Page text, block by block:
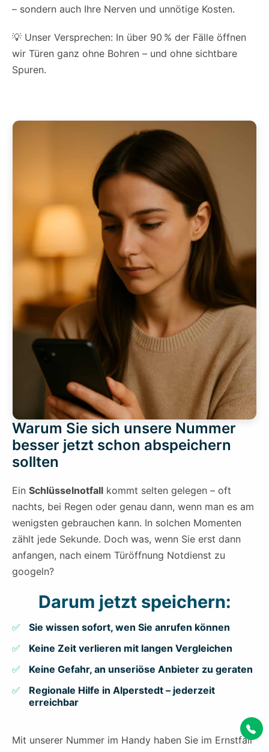
– sondern auch Ihre Nerven und unnötige Kosten.
💡 Unser Versprechen: In über 90 % der Fälle öffnen
wir Türen ganz ohne Bohren – und ohne sichtbare
Spuren.
Warum Sie sich unsere Nummer
besser jetzt schon abspeichern
sollten
Ein Schlüsselnotfall kommt selten gelegen – oft
nachts, bei Regen oder genau dann, wenn man es am
wenigsten gebrauchen kann. In solchen Momenten
zählt jede Sekunde. Doch was, wenn Sie erst dann
anfangen, nach einem Türöffnung Notdienst zu
googeln?
Darum jetzt speichern:
Sie wissen sofort, wen Sie anrufen können
Keine Zeit verlieren mit langen Vergleichen
Keine Gefahr, an unseriöse Anbieter zu geraten
Regionale Hilfe in Alperstedt – jederzeit
erreichbar
Mit unserer Nummer im Handy haben Sie im Ernstfall